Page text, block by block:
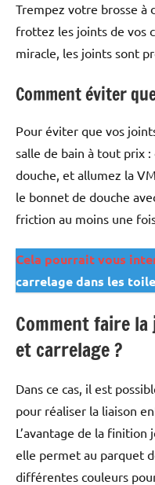
Trempez votre brosse à
frottez les joints de vos
miracle, les joints sont
Comment éviter
Pour éviter que vos
salle de bain à tout prix
douche, et allumez la
le bonnet de douche
friction au moins une
Cela pourrait vous
carrelage dans les
Comment faire
et carrelage ?
Dans ce cas, il est
pour réaliser la liaison
L’avantage de la finition
elle permet au parquet
différentes couleurs